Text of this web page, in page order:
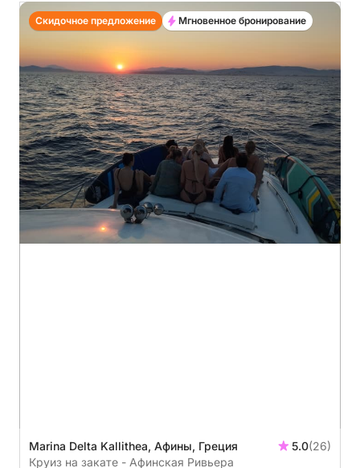
Marina Delta Kallithea, Афины, Греция 5.0(26)
Круиз на закате - Афинская Ривьера
Скидочное предложение Мгновенное бронирование